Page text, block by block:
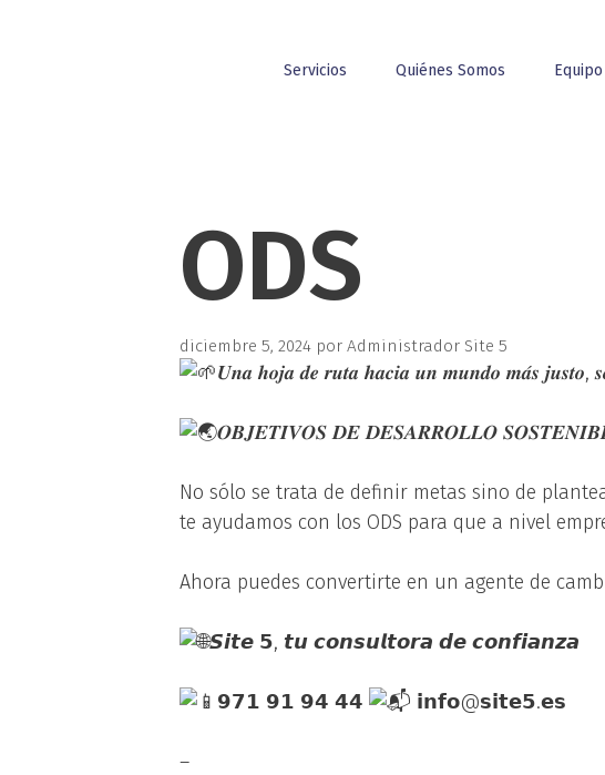
Servicios Quiénes Somos
ODS
diciembre 5, 2024 por Administrador Site 5
𝑼𝒏𝒂 𝒉𝒐𝒋𝒂 𝒅𝒆 𝒓𝒖𝒕𝒂 𝒉𝒂𝒄𝒊𝒂 𝒖𝒏 𝒎𝒖𝒏𝒅𝒐 𝒎𝒂́𝒔 𝒋𝒖𝒔𝒕𝒐,
𝑶𝑩𝑱𝑬𝑻𝑰𝑽𝑶𝑺 𝑫𝑬 𝑫𝑬𝑺𝑨𝑹𝑹𝑶𝑳𝑳𝑶
No sólo se trata de definir metas sino de
te ayudamos con los ODS para que a nivel
Ahora puedes convertirte en un agente de
𝙎𝙞𝙩𝙚 𝟱, 𝙩𝙪 𝙘𝙤𝙣𝙨𝙪𝙡𝙩𝙤𝙧𝙖 𝙙𝙚 𝙘𝙤𝙣𝙛𝙞𝙖𝙣𝙯𝙖
𝟵𝟳𝟭 𝟵𝟭 𝟵𝟰 𝟰𝟰 𝗶𝗻𝗳𝗼@𝘀𝗶𝘁𝗲𝟱.𝗲𝘀
–